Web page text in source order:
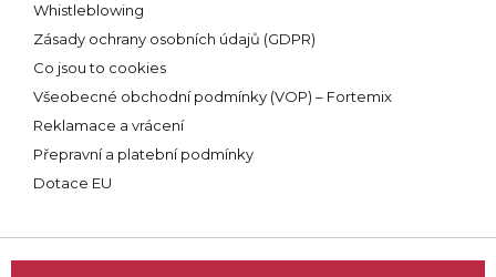
Whistleblowing
Zásady ochrany osobních údajů (GDPR)
Co jsou to cookies
Všeobecné obchodní podmínky (VOP) – Fortemix
Reklamace a vrácení
Přepravní a platební podmínky
Dotace EU